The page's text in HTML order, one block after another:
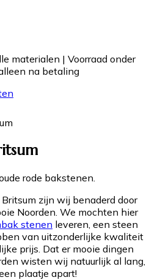
materialen | Voorraad onder
na betaling
rode bakstenen.
zijn wij benaderd door
Noorden. We mochten hier
stenen leveren, een steen
van uitzonderlijke kwaliteit
prijs. Dat er mooie dingen
wisten wij natuurlijk al lang,
plaatje apart!